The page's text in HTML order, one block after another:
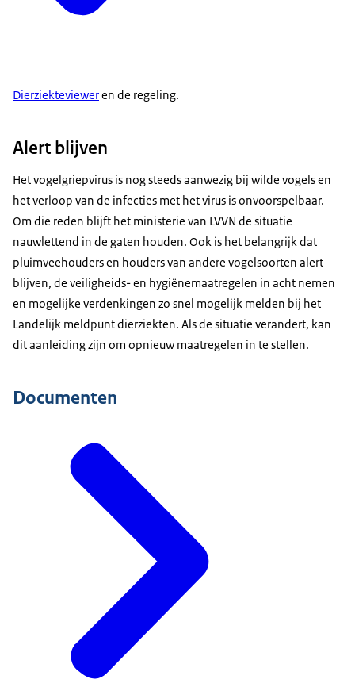
Dierziektevieweren de regeling.
Alert blijven
Het vogelgriepvirus is nog steeds aanwezig bij wilde vogels en
het verloop van de infecties met het virus is onvoorspelbaar.
Om die reden blijft het ministerie van LVVN de situatie
nauwlettend in de gaten houden. Ook is het belangrijk dat
pluimveehouders en houders van andere vogelsoorten alert
blijven, de veiligheids- en hygiënemaatregelen in acht nemen
en mogelijke verdenkingen zo snel mogelijk melden bij het
Landelijk meldpunt dierziekten. Als de situatie verandert, kan
dit aanleiding zijn om opnieuw maatregelen in te stellen.
Documenten